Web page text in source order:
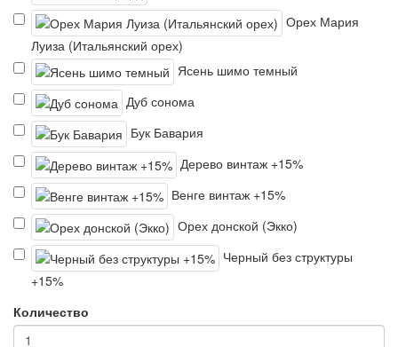
Орех Мария
Луиза (Итальянский орех)
Ясень шимо темный
Дуб сонома
Бук Бавария
Дерево винтаж +15%
Венге винтаж +15%
Орех донской (Экко)
Черный без структуры
+15%
Количество